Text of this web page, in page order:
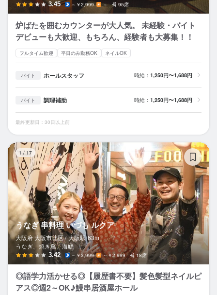
3.45 ～￥2,999 － 95席
炉ばたを囲むカウンターが大人気。 未経験・バイト
デビューも大歓迎、もちろん、経験者も大募集！！
フルタイム歓迎 平日のみ勤務OK ネイルOK
バイト ホールスタッフ 時給： 1,250円〜1,688円
バイト 調理補助 時給： 1,250円〜1,688円
最終更新日：30日以上前
1 / 17
うなぎ 串料理 いづも ルクア
大阪府 大阪市北区 / 大阪駅 63m
うなぎ、焼き鳥、海鮮
3.42 ～￥3,999 ～￥2,999 18席
◎語学力活かせる◎【履歴書不要】髪色髪型ネイルピ
アス◎週2～OK♪鰻串居酒屋ホール